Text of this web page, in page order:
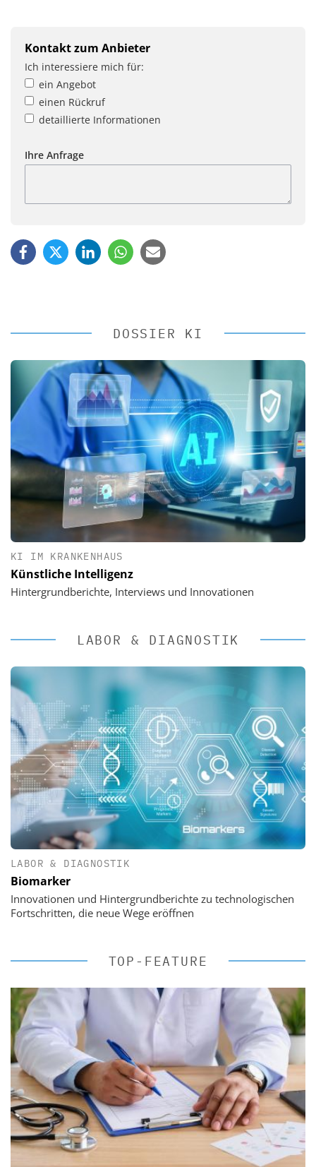
Kontakt zum Anbieter
Ich interessiere mich für:
ein Angebot
einen Rückruf
detaillierte Informationen
Ihre Anfrage
DOSSIER KI
KI IM KRANKENHAUS
Künstliche Intelligenz
Hintergrundberichte, Interviews und Innovationen
LABOR & DIAGNOSTIK
LABOR & DIAGNOSTIK
Biomarker
Innovationen und Hintergrundberichte zu technologischen
Fortschritten, die neue Wege eröffnen
TOP-FEATURE